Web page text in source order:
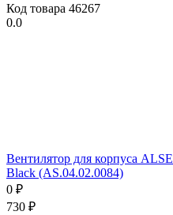
Код товара 46267
0.0
Вентилятор для корпуса
Black (AS.04.02.0084)
0 ₽
730 ₽